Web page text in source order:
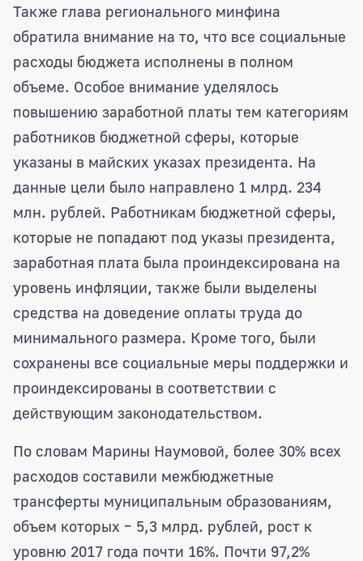
Также глава регионального минфина
обратила внимание на то, что все социальные
расходы бюджета исполнены в полном
объеме. Особое внимание уделялось
повышению заработной платы тем категориям
работников бюджетной сферы, которые
указаны в майских указах президента. На
данные цели было направлено 1 млрд. 234
млн. рублей. Работникам бюджетной сферы,
которые не попадают под указы президента,
заработная плата была проиндексирована на
уровень инфляции, также были выделены
средства на доведение оплаты труда до
минимального размера. Кроме того, были
сохранены все социальные меры поддержки и
проиндексированы в соответствии с
действующим законодательством.
По словам Марины Наумовой, более 30% всех
расходов составили межбюджетные
трансферты муниципальным образованиям,
объем которых – 5,3 млрд. рублей, рост к
уровню 2017 года почти 16%. Почти 97,2%